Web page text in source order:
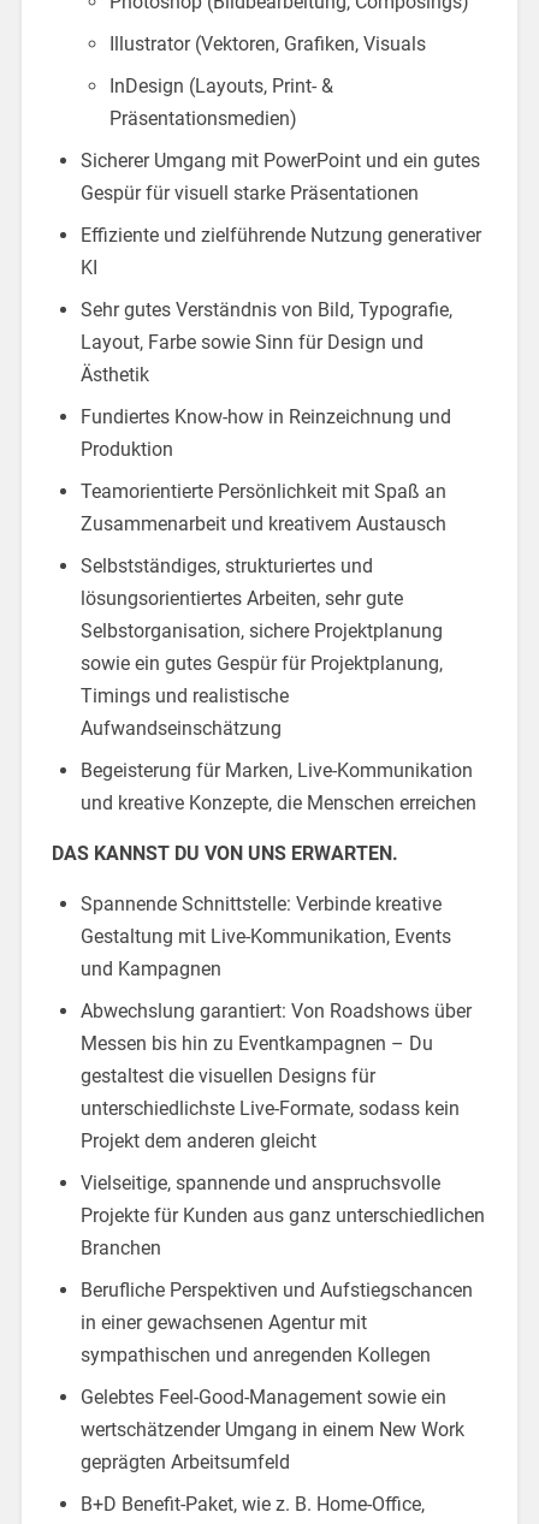
Illustrator (Vektoren, Grafiken, Visuals
InDesign (Layouts, Print- &
Präsentationsmedien)
Sicherer Umgang mit PowerPoint und ein gutes
Gespür für visuell starke Präsentationen
Effiziente und zielführende Nutzung generativer
KI
Sehr gutes Verständnis von Bild, Typografie,
Layout, Farbe sowie Sinn für Design und
Ästhetik
Fundiertes Know-how in Reinzeichnung und
Produktion
Teamorientierte Persönlichkeit mit Spaß an
Zusammenarbeit und kreativem Austausch
Selbstständiges, strukturiertes und
lösungsorientiertes Arbeiten, sehr gute
Selbstorganisation, sichere Projektplanung
sowie ein gutes Gespür für Projektplanung,
Timings und realistische
Aufwandseinschätzung
Begeisterung für Marken, Live-Kommunikation
und kreative Konzepte, die Menschen erreichen
DAS KANNST DU VON UNS ERWARTEN.
Spannende Schnittstelle: Verbinde kreative
Gestaltung mit Live-Kommunikation, Events
und Kampagnen
Abwechslung garantiert: Von Roadshows über
Messen bis hin zu Eventkampagnen – Du
gestaltest die visuellen Designs für
unterschiedlichste Live-Formate, sodass kein
Projekt dem anderen gleicht
Vielseitige, spannende und anspruchsvolle
Projekte für Kunden aus ganz unterschiedlichen
Branchen
Berufliche Perspektiven und Aufstiegschancen
in einer gewachsenen Agentur mit
sympathischen und anregenden Kollegen
Gelebtes Feel-Good-Management sowie ein
wertschätzender Umgang in einem New Work
geprägten Arbeitsumfeld
B+D Benefit-Paket, wie z. B. Home-Office,